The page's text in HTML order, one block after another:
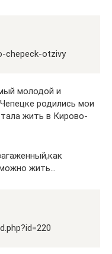
chepeck-otzivy
молодой и
родились мои
жить в Кирово-
жить…